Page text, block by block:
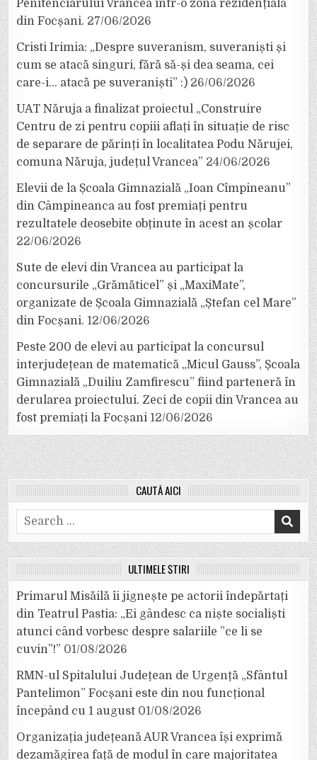
Penitenciarului Vrancea într-o zonă rezidențială
din Focșani. 27/06/2026
Cristi Irimia: „Despre suveranism, suveraniști și
cum se atacă singuri, fără să-și dea seama, cei
care-i… atacă pe suveraniști” :) 26/06/2026
UAT Năruja a finalizat proiectul „Construire
Centru de zi pentru copiii aflați în situație de risc
de separare de părinți în localitatea Podu Nărujei,
comuna Năruja, județul Vrancea” 24/06/2026
Elevii de la Școala Gimnazială „Ioan Cîmpineanu”
din Câmpineanca au fost premiați pentru
rezultatele deosebite obținute în acest an școlar
22/06/2026
Sute de elevi din Vrancea au participat la
concursurile „Grămăticel” și „MaxiMate”,
organizate de Școala Gimnazială „Ștefan cel Mare”
din Focșani. 12/06/2026
Peste 200 de elevi au participat la concursul
interjudețean de matematică „Micul Gauss”, Școala
Gimnazială „Duiliu Zamfirescu” fiind parteneră în
derularea proiectului. Zeci de copii din Vrancea au
fost premiați la Focșani 12/06/2026
CAUTĂ AICI
Search
for:
ULTIMELE ȘTIRI
Primarul Misăilă îi jignește pe actorii îndepărtați
din Teatrul Pastia: „Ei gândesc ca niște socialiști
atunci când vorbesc despre salariile ”ce li se
cuvin”!” 01/08/2026
RMN-ul Spitalului Județean de Urgență „Sfântul
Pantelimon” Focșani este din nou funcțional
începând cu 1 august 01/08/2026
Organizația județeană AUR Vrancea își exprimă
dezamăgirea față de modul în care majoritatea